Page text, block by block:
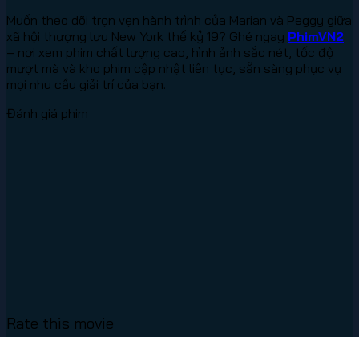
Muốn theo dõi trọn vẹn hành trình của Marian và Peggy giữa
xã hội thượng lưu New York thế kỷ 19? Ghé ngay PhimVN2
– nơi xem phim chất lượng cao, hình ảnh sắc nét, tốc độ
mượt mà và kho phim cập nhật liên tục, sẵn sàng phục vụ
mọi nhu cầu giải trí của bạn.
Đánh giá phim
Rate this movie